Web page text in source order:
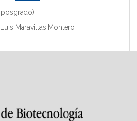
posgrado)
Maravillas Montero